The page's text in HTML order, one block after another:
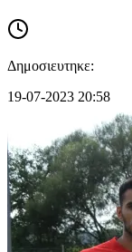
Δημοσιευτηκε:
19-07-2023 20:58